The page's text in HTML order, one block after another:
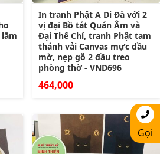
In tranh Phật A Di Đà với 2
vị đại Bồ tát Quán Âm và
Đại Thế Chí, tranh Phật tam
thánh vải Canvas mực dầu
mờ, nẹp gỗ 2 đầu treo
phòng thờ - VND696
464,000
Gọi